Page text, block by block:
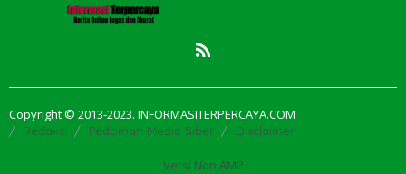
Copyright © 2013-2023. INFORMASITERPERCAYA.COM
Redaksi Pedoman Media Siber Disclaimer
Versi Non AMP